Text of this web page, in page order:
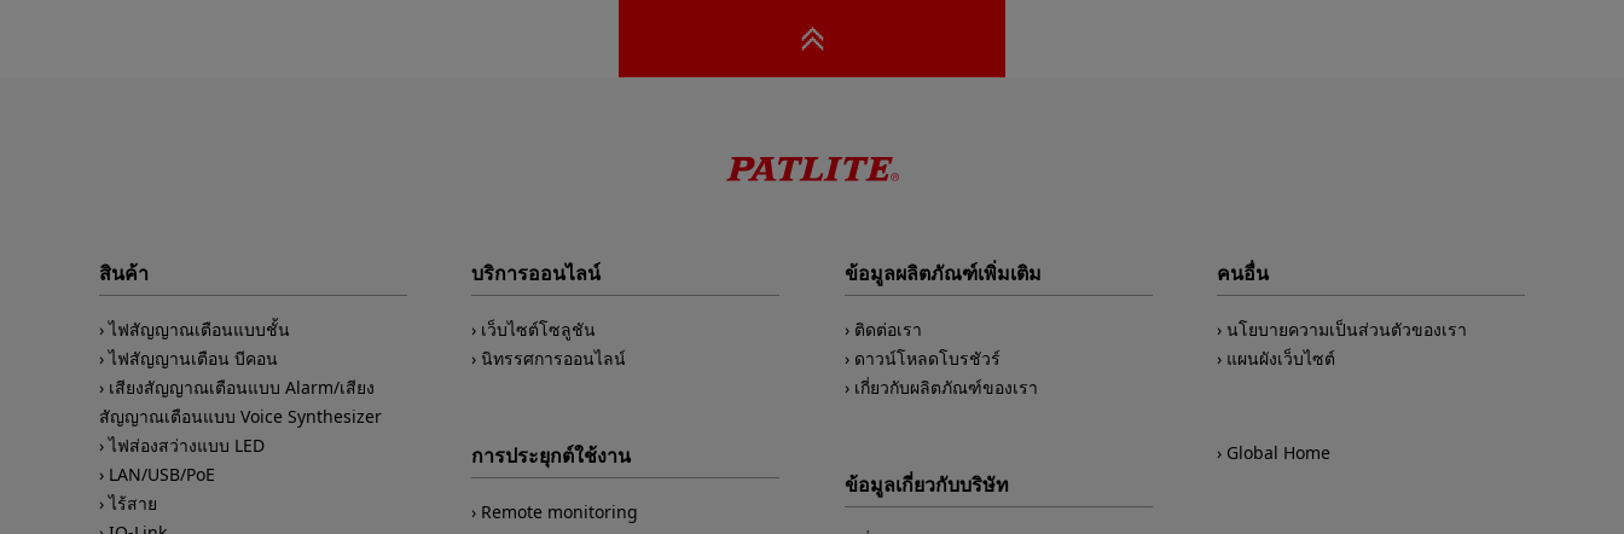
สินค้า
ไฟสัญญาณเตือนแบบชั้น
ไฟสัญญานเตือน บีคอน
เสียงสัญญาณเตือนแบบ Alarm/เสียง
สัญญาณเตือนแบบ Voice Synthesizer
ไฟส่องสว่างแบบ LED
LAN/USB/PoE
ไร้สาย
บริการออนไลน์
เว็บไซต์โซลูชัน
นิทรรศการออนไลน์
การประยุกต์ใช้งาน
Remote monitoring
ข้อมูลผลิตภัณฑ์เพิ่มเติม
ติดต่อเรา
ดาวน์โหลดโบรชัวร์
เกี่ยวกับผลิตภัณฑ์ของเรา
ข้อมูลเกี่ยวกับบริษัท
คนอื่น
นโยบายความเป็นส่วนตัวของเรา
แผนผังเว็บไซต์
Global Home